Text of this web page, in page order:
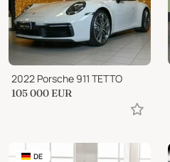
2022 Porsche 911 TETTO
105 000 EUR
DE